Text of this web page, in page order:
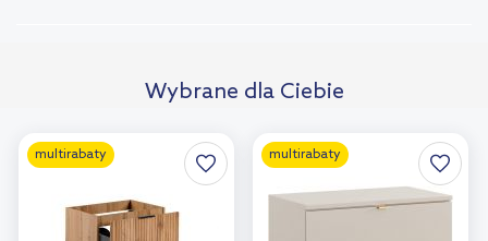
Wybrane dla Ciebie
multirabaty multirabaty